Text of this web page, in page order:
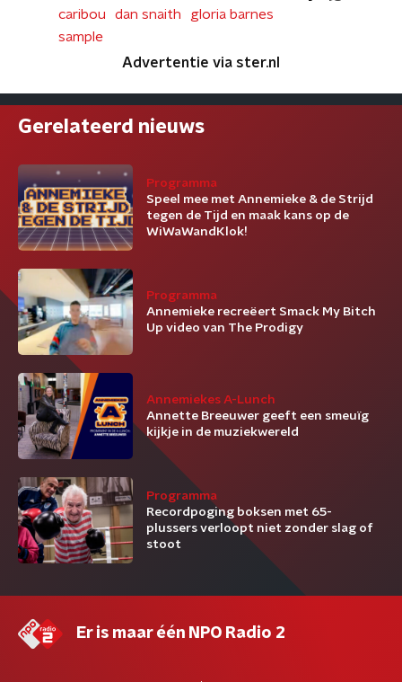
caribou
dan snaith
gloria barnes
sample
Advertentie via ster.nl
Gerelateerd nieuws
Programma
Speel mee met Annemieke & de Strijd
tegen de Tijd en maak kans op de
WiWaWandKlok!
Programma
Annemieke recreëert Smack My Bitch
Up video van The Prodigy
Annemiekes A-Lunch
Annette Breeuwer geeft een smeuïg
kijkje in de muziekwereld
Programma
Recordpoging boksen met 65-
plussers verloopt niet zonder slag of
stoot
Er is maar één NPO Radio 2